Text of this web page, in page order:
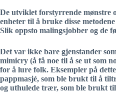
De utviklet forstyrrende
enheter til å bruke disse
Slik oppsto malingsjobber og de
Det var ikke bare gjenstander
mimicry (å få noe til å se ut som
for å lure folk. Eksempler på
pappmasjé, som ble brukt til å
og uthulede trær, som ble brukt